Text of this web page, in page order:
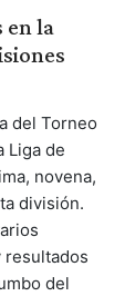
en la
del Torneo
Liga de
novena,
división.
resultados
del